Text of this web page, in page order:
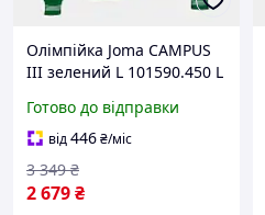
Олімпійка Joma CAMPUS
III зелений L 101590.450 L
Готово до відправки
від446₴/міс
2 679₴
3 349 ₴